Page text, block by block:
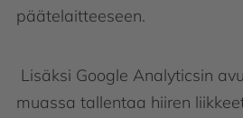
päätelaitteeseen.
Lisäksi Google Analyticsin
muassa tallentaa hiiren